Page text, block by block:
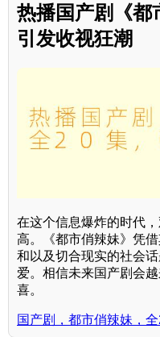
热播国产剧《都
引发收视狂潮
在这个信息爆炸的时代
高。《都市俏辣妹》凭
和以及切合现实的社会
爱。相信未来国产剧会
喜。
国产剧，都市俏辣妹，